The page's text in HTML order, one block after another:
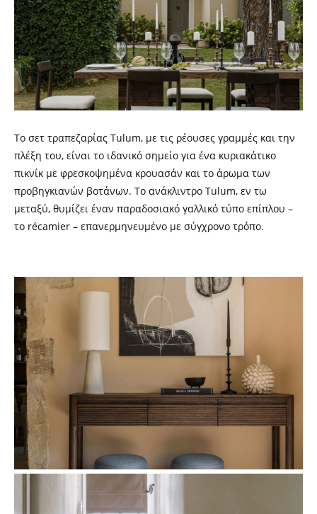
Το σετ τραπεζαρίας Tulum, με τις ρέουσες γραμμές και την
πλέξη του, είναι το ιδανικό σημείο για ένα κυριακάτικο
πικνίκ με φρεσκοψημένα κρουασάν και το άρωμα των
προβηγκιανών βοτάνων. Το ανάκλιντρο Tulum, εν τω
μεταξύ, θυμίζει έναν παραδοσιακό γαλλικό τύπο επίπλου –
το récamier – επανερμηνευμένο με σύγχρονο τρόπο.